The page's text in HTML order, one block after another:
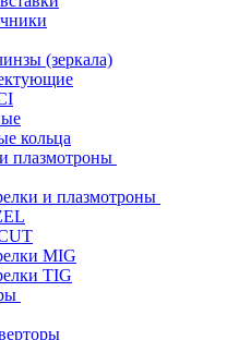
(зеркала)
кольца
плазмотроны
и плазмотроны
MIG
TIG